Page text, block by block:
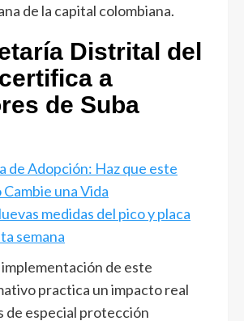
de la capital colombiana.
Distrital del
a
de Suba
de Adopción: Haz que este
Cambie una Vida
medidas del pico y placa
semana
de este
practica un impacto real
de especial protección